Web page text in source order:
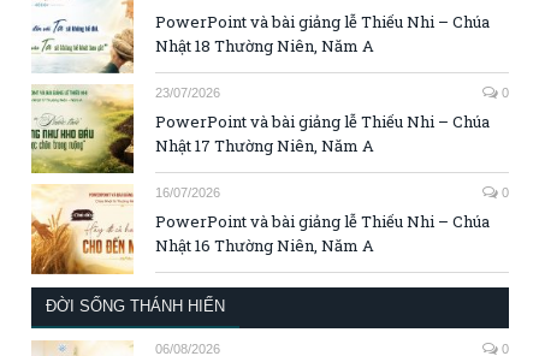
PowerPoint và bài giảng lễ Thiếu Nhi – Chúa
Nhật 18 Thường Niên, Năm A
23/07/2026 0
PowerPoint và bài giảng lễ Thiếu Nhi – Chúa
Nhật 17 Thường Niên, Năm A
16/07/2026 0
PowerPoint và bài giảng lễ Thiếu Nhi – Chúa
Nhật 16 Thường Niên, Năm A
ĐỜI SỐNG THÁNH HIẾN
06/08/2026 0